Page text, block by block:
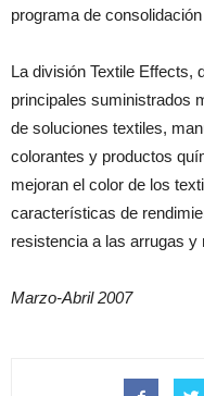
programa de
La división Textile
principales suministrados
de soluciones textiles,
colorantes y productos
mejoran el color de los
características de
resistencia a las arrugas y
Marzo-Abril 2007